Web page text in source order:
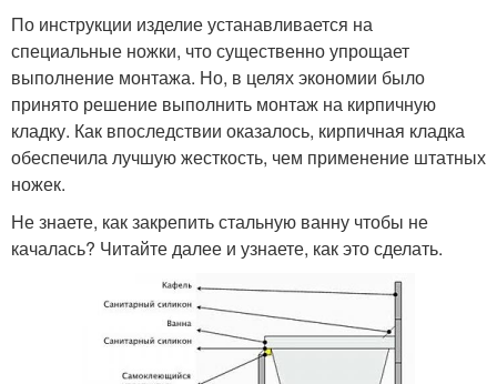
По инструкции изделие устанавливается на
специальные ножки, что существенно упрощает
выполнение монтажа. Но, в целях экономии было
принято решение выполнить монтаж на кирпичную
кладку. Как впоследствии оказалось, кирпичная кладка
обеспечила лучшую жесткость, чем применение штатных
ножек.
Не знаете, как закрепить стальную ванну чтобы не
качалась? Читайте далее и узнаете, как это сделать.